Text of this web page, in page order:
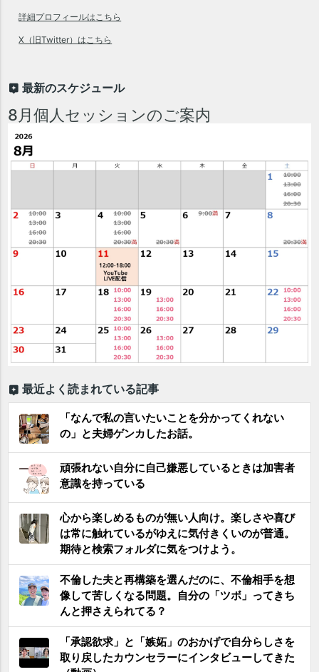
詳細プロフィールはこちら
X（旧Twitter）はこちら
最新のスケジュール
8月個人セッションのご案内
最近よく読まれている記事
「なんで私の言いたいことを分かってくれない
の」と夫婦ゲンカしたお話。
頑張れない自分に自己嫌悪しているときは加害者
意識を持っている
心から楽しめるものが無い人向け。楽しさや喜び
は常に触れているがゆえに気付きくいのが普通。
期待と検索フォルダに気をつけよう。
不倫した夫と再構築を選んだのに、不倫相手を想
像して苦しくなる問題。自分の「ツボ」ってきち
んと押さえられてる？
「承認欲求」と「嫉妬」のおかげで自分らしさを
取り戻したカウンセラーにインタビューしてきた